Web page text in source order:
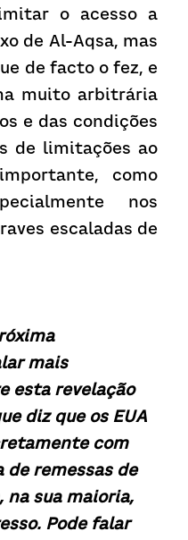
o acesso a
de Al-Aqsa, mas
de facto o fez, e
muito arbitrária
e das condições
de limitações ao
como
nos
escaladas de
mais
esta revelação
diz que os EUA
com
de remessas de
na sua maioria,
Pode falar